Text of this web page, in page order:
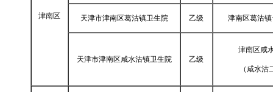
津南区 天津市津南区葛沽镇卫生院 乙级 津南区葛沽
天津市津南区咸水沽镇卫生院 乙级
津南区咸
（咸水